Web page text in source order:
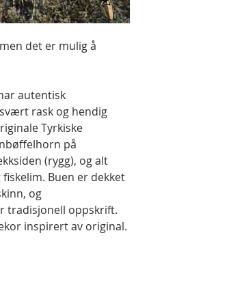
det er mulig å
autentisk
rask og hendig
Tyrkiske
på
(rygg), og alt
Buen er dekket
og
tradisjonell oppskrift.
inspirert av original.